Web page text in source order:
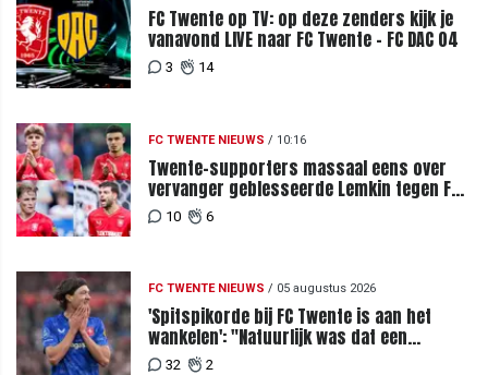
FC Twente op TV: op deze zenders kijk je
vanavond LIVE naar FC Twente - FC DAC 04
3 14
FC TWENTE NIEUWS / 10:16
Twente-supporters massaal eens over
vervanger geblesseerde Lemkin tegen FC
DAC 04
10 6
FC TWENTE NIEUWS / 05 augustus 2026
'Spitspikorde bij FC Twente is aan het
wankelen': "Natuurlijk was dat een
signaal"
32 2